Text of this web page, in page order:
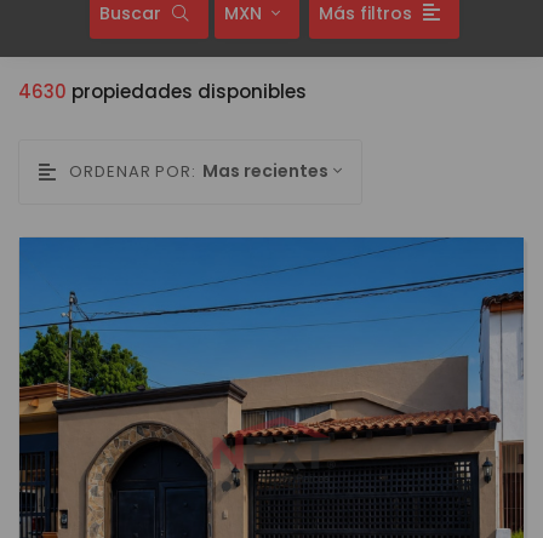
Buscar MXN Más filtros
4630 propiedades disponibles
ORDENAR POR: Mas recientes